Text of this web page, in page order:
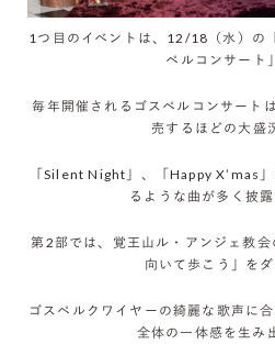
1つ目のイベントは、12/18（水）の
ペルコンサート
毎年開催されるゴスペルコンサート
売するほどの大盛
「Silent Night」、「Happy X’mas
るような曲が多く披
第2部では、覚王山ル・アンジェ教
向いて歩こう」を
ゴスペルクワイヤーの綺麗な歌声に
全体の一体感を生み